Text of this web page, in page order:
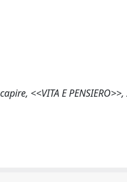
<<VITA E